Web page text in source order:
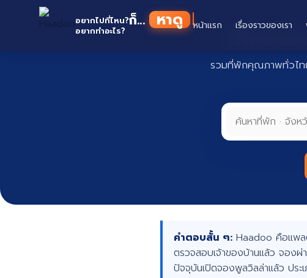
อยากไปที่ไหน?
อยากทำอะไร?
ก็... หาดู หน้าแรก เรื่องราวของเรา
ที่พักทั่
รวมที่พักคุณภาพทั่วไท
คำตอบสั้น ๆ: Haadoo คือแพล
ตรวจสอบเจ้าของบ้านแล้ว จอง
ปัจจุบันเปิดจองพูลวิลล่าแล้ว ประ